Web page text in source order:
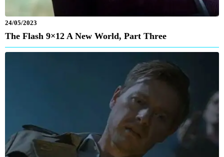
24/05/2023
The Flash 9×12 A New World, Part Three